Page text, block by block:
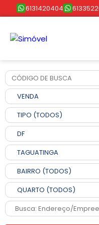
6131420404